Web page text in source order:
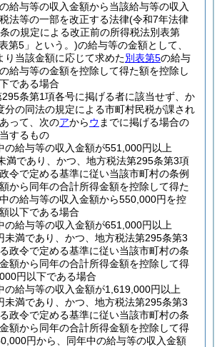
給与等の収入金額から当該給与等の収入
法等の一部を改正する法律(令和7年法律
の規定による改正前の所得税法別表第
第5」という。)の給与等の金額として、
り当該金額に応じて求めた別表第5の給与
給与等の金額を控除して得た額を控除し
である場合
条第1項各号に掲げる者に該当せず、か
分の同法の規定による市町村民税が課され
って、次のアからウ までに掲げる場合の
するもの
の給与等の収入金額が551,000円以上
満であり、かつ、地方税法第295条第3項
令で定める基準に従い当該市町村の条例
から同年の合計所得金額を控除して得た
の給与等の収入金額から550,000円を控
以下である場合
の給与等の収入金額が651,000円以上
未満であり、かつ、地方税法第295条第3
政令で定める基準に従い当該市町村の条
額から同年の合計所得金額を控除して得
円以下である場合
の給与等の収入金額が1,619,000円以上
未満であり、かつ、地方税法第295条第3
政令で定める基準に従い当該市町村の条
額から同年の合計所得金額を控除して得
円から、同年中の給与等の収入金額